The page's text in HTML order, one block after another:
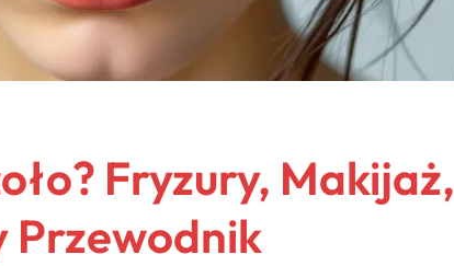
Fryzury, Makijaż,
Przewodnik